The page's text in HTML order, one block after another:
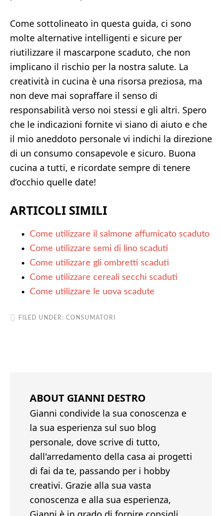
Come sottolineato in questa guida, ci sono
molte alternative intelligenti e sicure per
riutilizzare il mascarpone scaduto, che non
implicano il rischio per la nostra salute. La
creatività in cucina è una risorsa preziosa, ma
non deve mai sopraffare il senso di
responsabilità verso noi stessi e gli altri. Spero
che le indicazioni fornite vi siano di aiuto e che
il mio aneddoto personale vi indichi la direzione
di un consumo consapevole e sicuro. Buona
cucina a tutti, e ricordate sempre di tenere
d’occhio quelle date!
ARTICOLI SIMILI
Come utilizzare il salmone affumicato scaduto
Come utilizzare semi di lino scaduti
Come utilizzare gli ombretti scaduti
Come utilizzare cereali secchi scaduti
Come utilizzare le uova scadute
FILED UNDER: CONSUMATORI
ABOUT GIANNI DESTRO
Gianni condivide la sua conoscenza e
la sua esperienza sul suo blog
personale, dove scrive di tutto,
dall'arredamento della casa ai progetti
di fai da te, passando per i hobby
creativi. Grazie alla sua vasta
conoscenza e alla sua esperienza,